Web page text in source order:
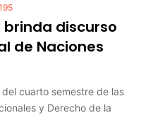
brinda discurso
de Naciones
cuarto semestre de las
y Derecho de la